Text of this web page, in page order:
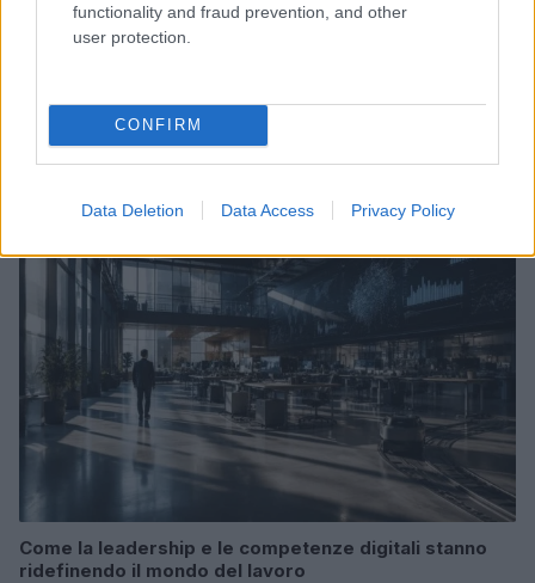
functionality and fraud prevention, and other
user protection.
CONFIRM
Data Deletion Data Access Privacy Policy
Infanta Sofia di Spagna: l’abito estivo che conquista
Palma de Mallorca
Camilla Fiore · 5 Ago 2026
LIFESTYLE
Come la leadership e le competenze digitali stanno
ridefinendo il mondo del lavoro